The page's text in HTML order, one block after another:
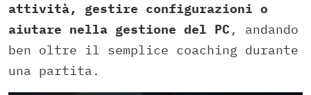
attività, gestire configurazioni o
aiutare nella gestione del PC , andando
ben oltre il semplice coaching durante
una partita.